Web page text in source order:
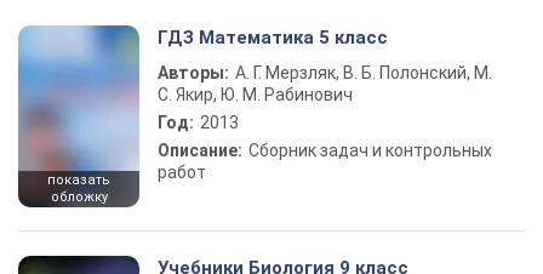
показать
обложку
ГДЗ Математика 5 класс
Авторы: А. Г. Мерзляк, В. Б. Полонский, М.
С. Якир, Ю. М. Рабинович
Год: 2013
Описание: Сборник задач и контрольных
работ
Учебники Биология 9 класс